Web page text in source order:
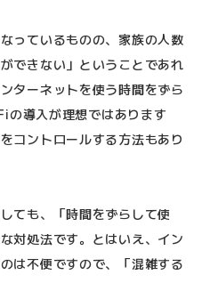
っているものの、家族の人数
できない」ということであれ
ターネットを使う時間をずら
の導入が理想ではあります
コントロールする方法もあり
ても、「時間をずらして使
対処法です。とはいえ、イン
は不便ですので、「混雑する